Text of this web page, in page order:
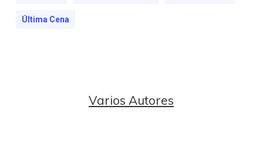
Última Cena
Varios Autores